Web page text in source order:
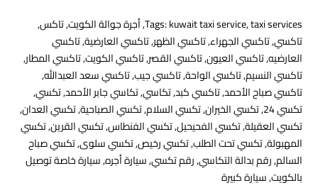
Tags:kuwait taxi service,taxi services
,أجرة جوالة الكويت,تاكس,
تاكسي,تاكسي الجهراء,تاكسي الظهر,تاكسي العارضية,تاكسي
العارضيه,تاكسي العيون,تاكسي القصر,تاكسي الكويت,تاكسي المطار,
تاكسي النسيم,تاكسي الواحة,تاكسي جيب,تاكسي سعد العبدالله,
تاكسي صباح الأحمد,تاكسي كبد,تكاسي,تكاسي جابر الأحمد,تكسي,
تكسي 24
,تكسي الخيران,تكسي السلام,تكسي الصباحية,تكسي العدان,
تكسي العقيلة,تكسي الفحيحيل,تكسي الفنطاس,تكسي القرين,تكسي
المهبولة,تكسي تحت الطلب,تكسي رخيص,تكسي سلوى,تكسي صباح
السالم,رقم بدالة التكاسي,رقم تكسي,سيارة أجره,سيارة خاصة توصيل
بالكويت,سيارة كبيرة